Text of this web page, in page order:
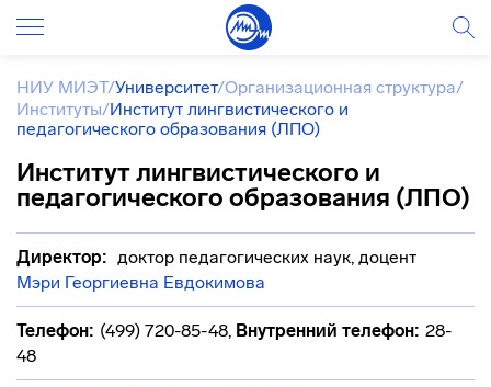
НИУ МИЭТ/Университет/Организационная структура/
Институты/Институт лингвистического и
педагогического образования (ЛПО)
Институт лингвистического и
педагогического образования (ЛПО)
Директор: доктор педагогических наук, доцент
Мэри Георгиевна Евдокимова
Телефон: (499) 720-85-48, Внутренний телефон: 28-
48